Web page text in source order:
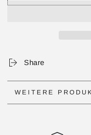
Share
WEITERE